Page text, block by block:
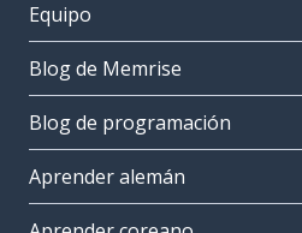
Equipo
Blog de Memrise
Blog de programación
Aprender alemán